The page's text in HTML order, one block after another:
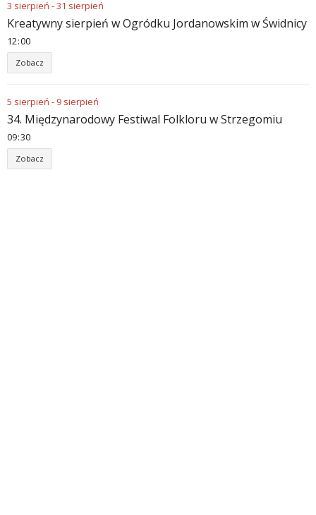
3 sierpień -31 sierpień
Kreatywny sierpień w Ogródku Jordanowskim w Świdnicy
12 00
Zobacz
5 sierpień - 9 sierpień
34. Międzynarodowy Festiwal Folkloru w Strzegomiu
09 30
Zobacz